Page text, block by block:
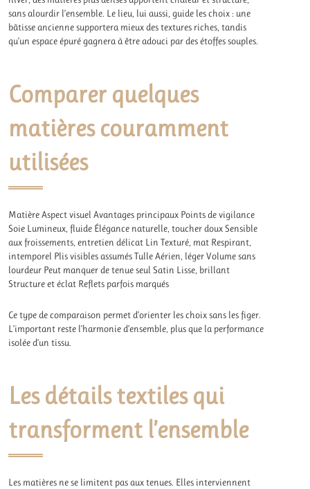
sans alourdir l’ensemble. Le lieu, lui aussi, guide les choix : une
bâtisse ancienne supportera mieux des textures riches, tandis
qu’un espace épuré gagnera à être adouci par des étoffes souples.
Comparer quelques
matières couramment
utilisées
Matière Aspect visuel Avantages principaux Points de vigilance
Soie Lumineux, fluide Élégance naturelle, toucher doux Sensible
aux froissements, entretien délicat Lin Texturé, mat Respirant,
intemporel Plis visibles assumés Tulle Aérien, léger Volume sans
lourdeur Peut manquer de tenue seul Satin Lisse, brillant
Structure et éclat Reflets parfois marqués
Ce type de comparaison permet d’orienter les choix sans les figer.
L’important reste l’harmonie d’ensemble, plus que la performance
isolée d’un tissu.
Les détails textiles qui
transforment l’ensemble
Les matières ne se limitent pas aux tenues. Elles interviennent